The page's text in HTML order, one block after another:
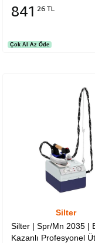
Kayışlı Set 1 Motor 1
Kayış 2 Kömür
841 26 TL
Çok Al Az Öde
Silter
Silter | Spr/Mn 2035 |
Kazanlı Profesyonel